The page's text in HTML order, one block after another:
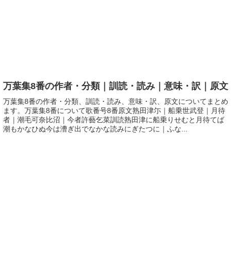
万葉集8番の作者・分類｜訓読・読み｜意味・訳｜原文
万葉集8番の作者・分類、訓読・読み、意味・訳、原文についてまとめ
ます。万葉集8番について歌番号8番原文熟田津尓｜船乗世武登｜月待
者｜潮毛可奈比沼｜今者許藝乞菜訓読熟田津に船乗りせむと月待てば
潮もかなひぬ今は漕ぎ出でなかな読みにぎたつに｜ふな...